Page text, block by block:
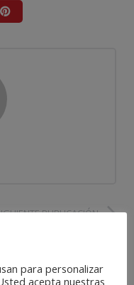
PUBLICACIÓN
para personalizar
acepta nuestras